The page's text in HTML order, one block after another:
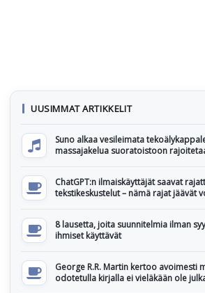
UUSIMMAT ARTIKKELIT
Suno alkaa vesileimata
massajakelua suoratoistoon
ChatGPT:n ilmaiskäyttäjät saavat
tekstikeskustelut – nämä rajat jäävät
8 lausetta, joita suunnitelmia ilman
ihmiset käyttävät
George R.R. Martin kertoo avoimesti
odotetulla kirjalla ei vieläkään ole